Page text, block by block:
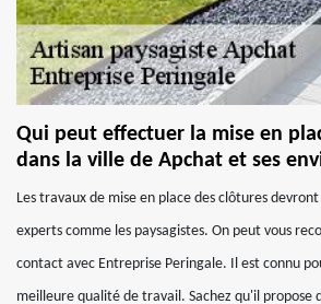
Qui peut effectuer la mise en
dans la ville de Apchat et ses
Les travaux de mise en place des clôtures
experts comme les paysagistes. On peut vous
contact avec Entreprise Peringale. Il est connu
meilleure qualité de travail. Sachez qu'il propose